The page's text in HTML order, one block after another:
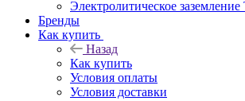
Электролитическое заземление
Бренды
Как купить
Назад
Как купить
Условия оплаты
Условия доставки